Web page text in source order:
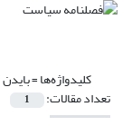
کلیدواژه‌ها =بایدن
تعداد مقالات: 1